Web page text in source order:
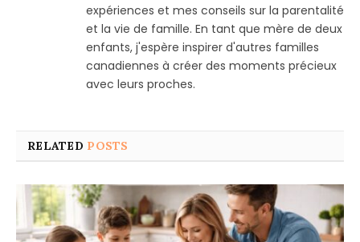
expériences et mes conseils sur la parentalité
et la vie de famille. En tant que mère de deux
enfants, j'espère inspirer d'autres familles
canadiennes à créer des moments précieux
avec leurs proches.
RELATED POSTS